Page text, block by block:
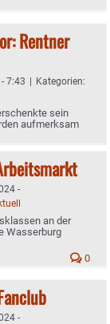
Rentner
7:43 | Kategorien:
sein
aufmerksam
-
an der
Wasserburg
0
-